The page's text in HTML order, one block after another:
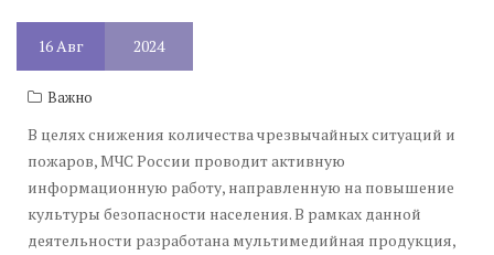
16Авг 2024
Важно
В целях снижения количества чрезвычайных ситуаций и
пожаров, МЧС России проводит активную
информационную работу, направленную на повышение
культуры безопасности населения. В рамках данной
деятельности разработана мультимедийная продукция,